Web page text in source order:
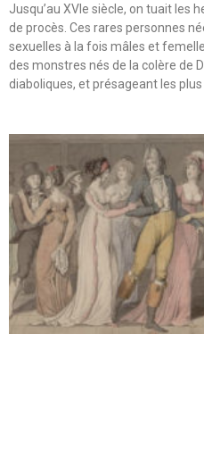
Jusqu’au XVIe siècle, on tuait les
de procès. Ces rares personnes
sexuelles à la fois mâles et
des monstres nés de la colère de
diaboliques, et présageant les